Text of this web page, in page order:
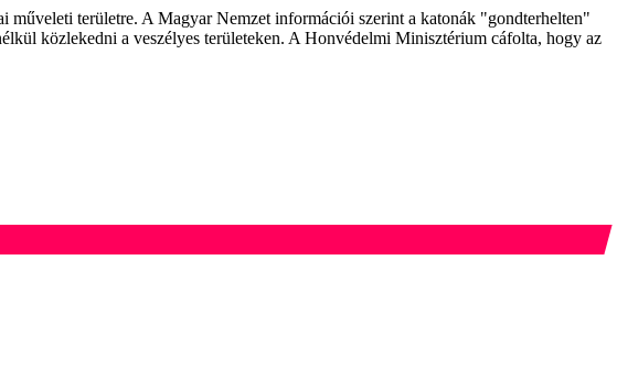
műveleti területre. A Magyar Nemzet információi szerint a katonák "gondterhelten"
közlekedni a veszélyes területeken. A Honvédelmi Minisztérium cáfolta, hogy az